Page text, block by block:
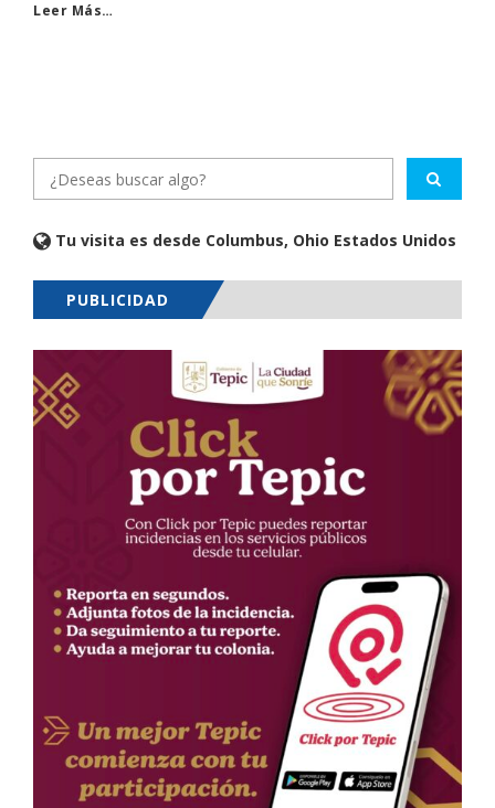
Leer Más…
Tu visita es desde Columbus, Ohio Estados Unidos
PUBLICIDAD